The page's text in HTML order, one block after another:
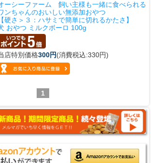
ーシーファーム 飼い主様も一緒に食べられる
ンちゃんのおいしい無添加おやつ
【硬さ＞３：ハサミで簡単に切れるかたさ】
おやつ ミルクボーロ 100g
店特別価格300円(消費税込:330円)
1